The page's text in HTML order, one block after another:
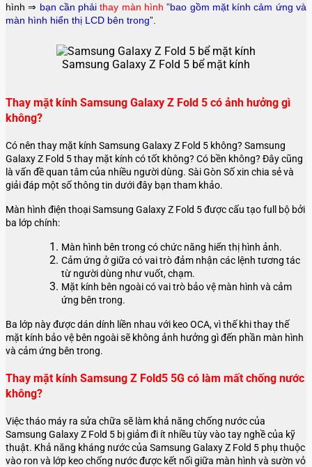
hình ⇒ bạn cần phảithay màn hình ”bao gồm mặt kính cảm ứng và
màn hình hiển thị LCD bên trong”.
Samsung Galaxy Z Fold 5 bể mặt kính
Thay mặt kính Samsung Galaxy Z Fold 5 có ảnh hưởng gì
không?
Có nên thay mặt kính Samsung Galaxy Z Fold 5 không? Samsung
Galaxy Z Fold 5 thay mặt kính có tốt không? Có bền không? Đây cũng
là vấn đề quan tâm của nhiều người dùng. Sài Gòn Số xin chia sẻ và
giải đáp một số thông tin dưới đây bạn tham khảo.
Màn hình điện thoại Samsung Galaxy Z Fold 5 được cấu tạo full bộ bởi
ba lớp chính:
Màn hình bên trong có chức năng hiển thị hình ảnh.
Cảm ứng ở giữa có vai trò đảm nhận các lệnh tương tác
từ người dùng như vuốt, chạm.
Mặt kính bên ngoài có vai trò bảo vệ màn hình và cảm
ứng bên trong.
Ba lớp này được dán dính liền nhau với keo OCA, vì thế khi thay thế
mặt kính bảo vệ bên ngoài sẽ không ảnh hưởng gì đến phần màn hình
và cảm ứng bên trong.
Thay mặt kính Samsung Z Fold5 5G có làm mất chống nước
không?
Việc tháo máy ra sửa chữa sẽ làm khả năng chống nước của
Samsung Galaxy Z Fold 5 bị giảm đi ít nhiều tùy vào tay nghề của kỹ
thuật. Khả năng kháng nước của Samsung Galaxy Z Fold 5 phụ thuộc
vào ron và lớp keo chống nước được kết nối giữa màn hình và sườn vỏ